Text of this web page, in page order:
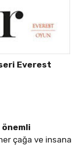
Everest
önemli
çağa ve insana